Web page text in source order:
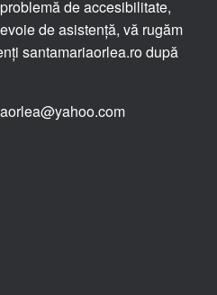
de accesibilitate,
de asistență, vă rugăm
santamariaorlea.ro după